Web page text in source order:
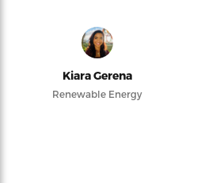
Kiara Gerena
Renewable Energy